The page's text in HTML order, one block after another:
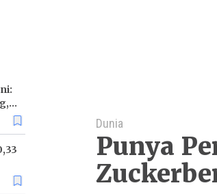
Dunia
Punya